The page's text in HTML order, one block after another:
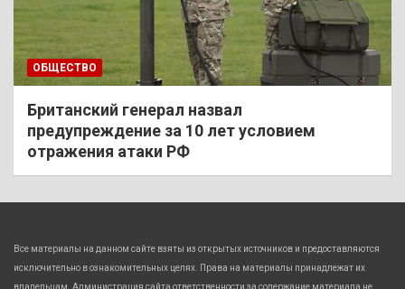
ОБЩЕСТВО
Британский генерал назвал
предупреждение за 10 лет условием
отражения атаки РФ
Все материалы на данном сайте взяты из открытых источников и предоставляются
исключительно в ознакомительных целях. Права на материалы принадлежат их